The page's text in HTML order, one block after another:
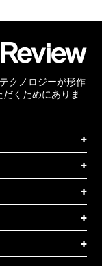
クノロジーが形作
くためにありま
+
+
+
+
+